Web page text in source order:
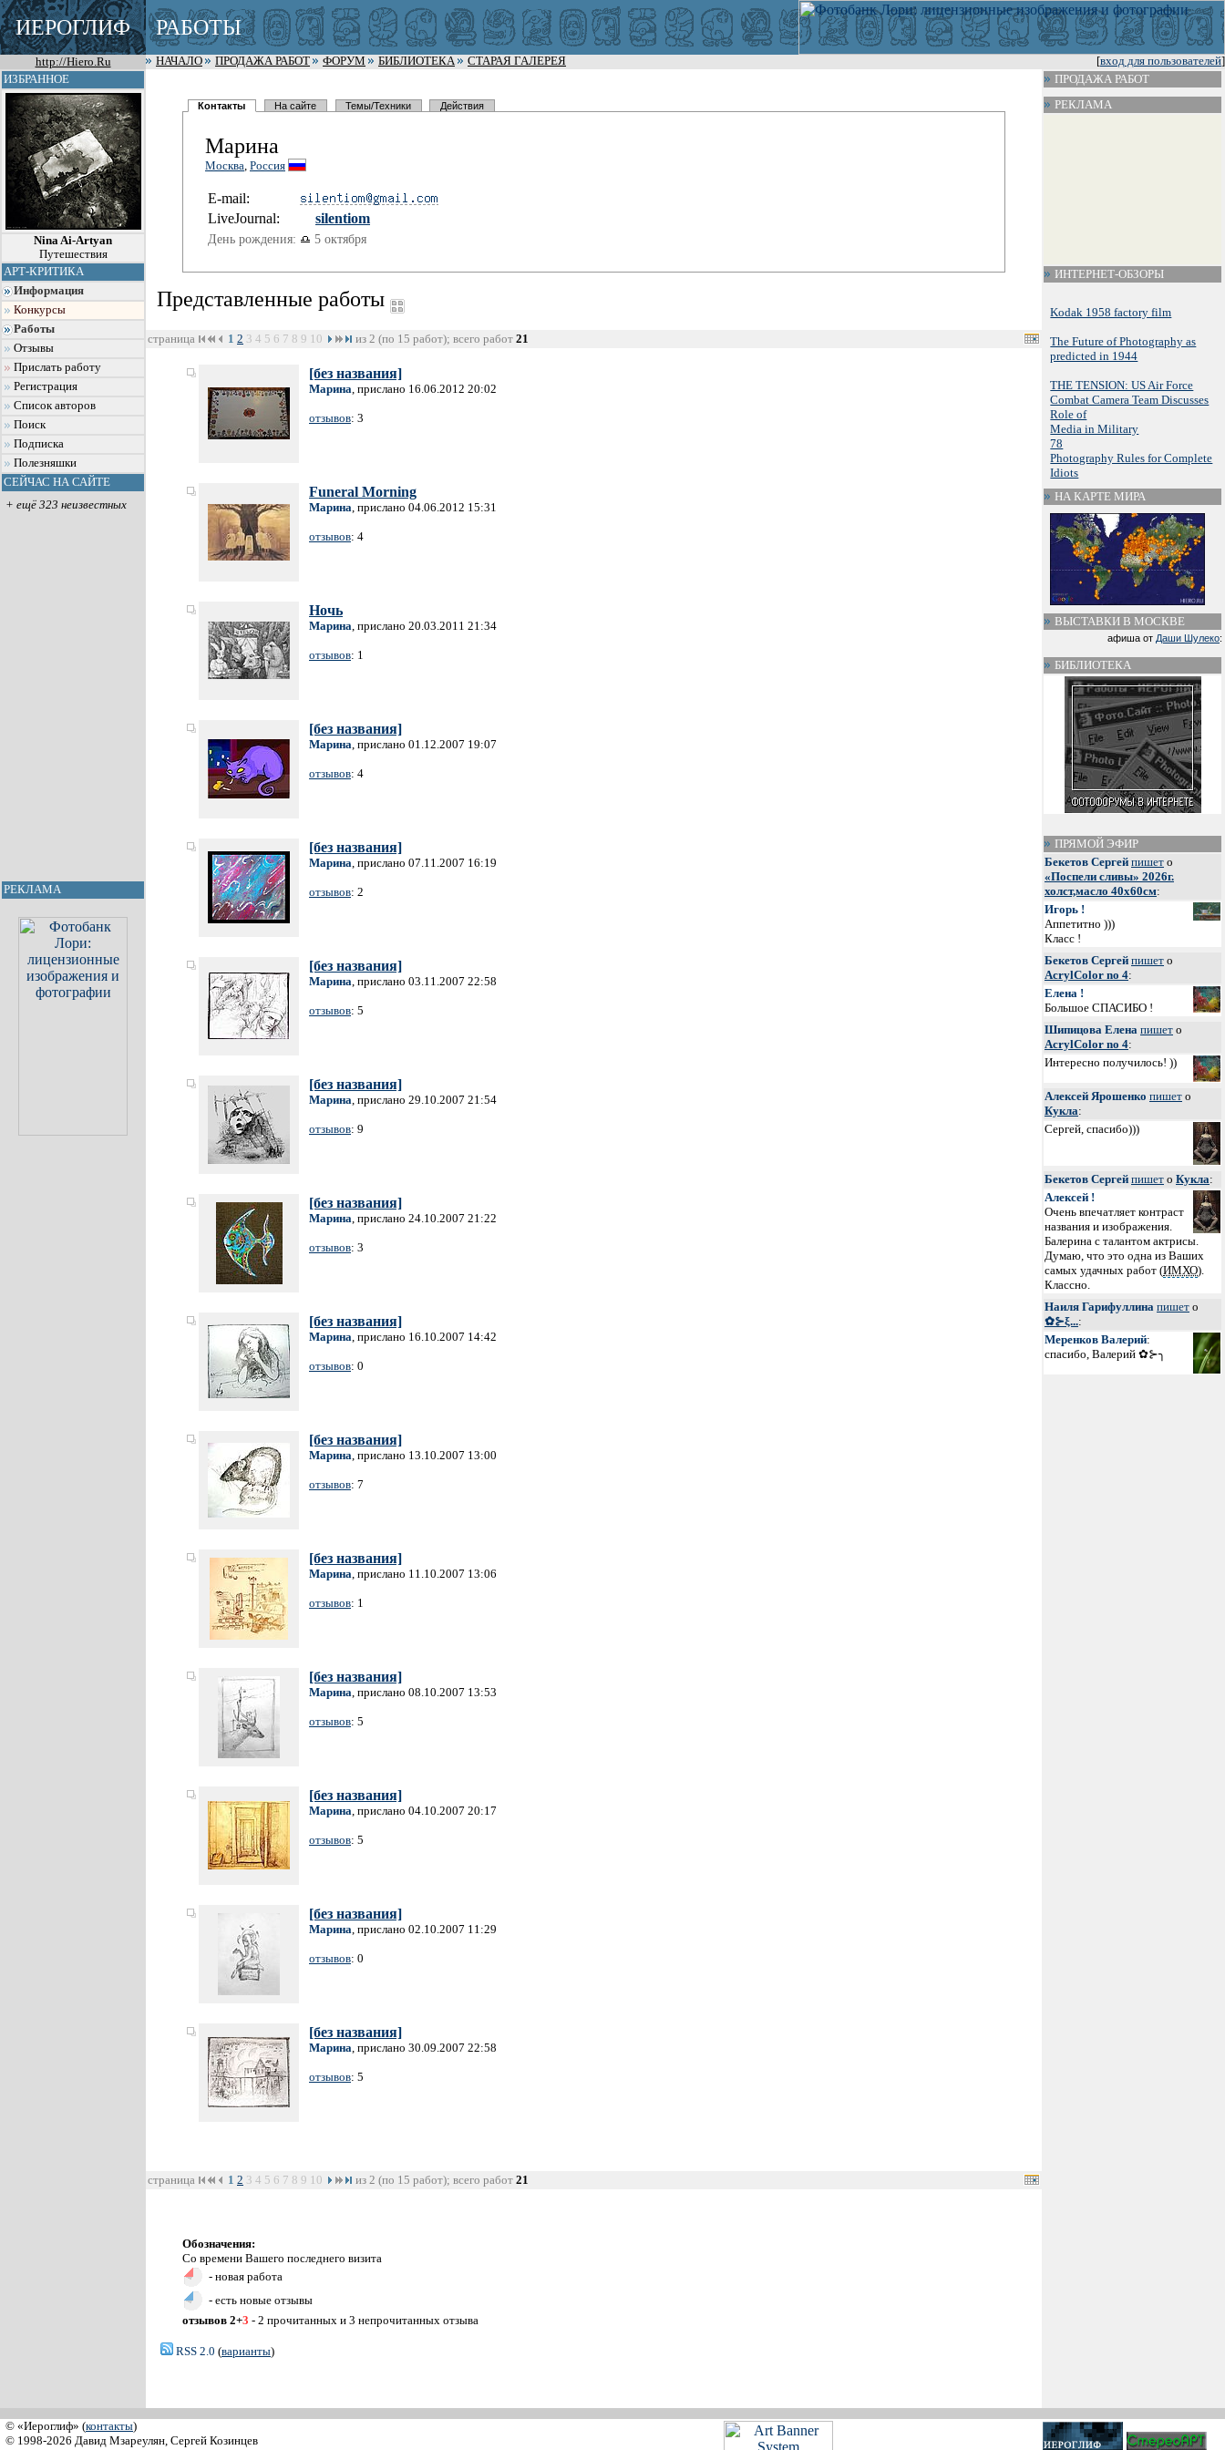
ИЕРОГЛИФ РАБОТЫ
http://Hiero.Ru [вход для пользователей]
НАЧАЛО ПРОДАЖА РАБОТ ФОРУМ БИБЛИОТЕКА
СТАРАЯ ГАЛЕРЕЯ
ИЗБРАННОЕ
Nina Ai-Artyan
Путешествия
АРТ-КРИТИКА
Информация
Конкурсы
Работы
Отзывы
Прислать работу
Регистрация
Список авторов
Поиск
Подписка
Полезняшки
СЕЙЧАС НА САЙТЕ
+ ещё 323 неизвестных
РЕКЛАМА
Контакты На сайте Темы/Техники Действия
Марина
Москва, Россия
E-mail:
LiveJournal:
silentiom
День рождения: 5 октября
Представленные работы
страница 1 2 3 4 5 6 7 8 9 10 из 2 (по 15 работ); всего работ 21
[без названия]
Марина, прислано 16.06.2012 20:02
отзывов: 3
Funeral Morning
Марина, прислано 04.06.2012 15:31
отзывов: 4
Ночь
Марина, прислано 20.03.2011 21:34
отзывов: 1
[без названия]
Марина, прислано 01.12.2007 19:07
отзывов: 4
[без названия]
Марина, прислано 07.11.2007 16:19
отзывов: 2
[без названия]
Марина, прислано 03.11.2007 22:58
отзывов: 5
[без названия]
Марина, прислано 29.10.2007 21:54
отзывов: 9
[без названия]
Марина, прислано 24.10.2007 21:22
отзывов: 3
[без названия]
Марина, прислано 16.10.2007 14:42
отзывов: 0
[без названия]
Марина, прислано 13.10.2007 13:00
отзывов: 7
[без названия]
Марина, прислано 11.10.2007 13:06
отзывов: 1
[без названия]
Марина, прислано 08.10.2007 13:53
отзывов: 5
[без названия]
Марина, прислано 04.10.2007 20:17
отзывов: 5
[без названия]
Марина, прислано 02.10.2007 11:29
отзывов: 0
[без названия]
Марина, прислано 30.09.2007 22:58
отзывов: 5
страница 1 2 3 4 5 6 7 8 9 10 из 2 (по 15 работ); всего работ 21
Обозначения:
Со времени Вашего последнего визита
- новая работа
- есть новые отзывы
отзывов 2+3 - 2 прочитанных и 3 непрочитанных отзыва
RSS 2.0 (варианты)
ПРОДАЖА РАБОТ
РЕКЛАМА
ИНТЕРНЕТ-ОБЗОРЫ
Kodak 1958 factory film
The Future of Photography as
predicted in 1944
THE TENSION: US Air Force
Combat Camera Team Discusses
Role of
Media in Military
78
Photography Rules for Complete
Idiots
НА КАРТЕ МИРА
ВЫСТАВКИ В МОСКВЕ
афиша от Даши Шулеко:
БИБЛИОТЕКА
ПРЯМОЙ ЭФИР
Бекетов Сергей пишет о
«Поспели сливы» 2026г.
холст,масло 40х60см:
Игорь !
Аппетитно )))
Класс !
Бекетов Сергей пишет о
AcrylColor no 4:
Елена !
Большое СПАСИБО !
Шипицова Елена пишет о
AcrylColor no 4:
Интересно получилось! ))
Алексей Ярошенко пишет о
Кукла:
Сергей, спасибо)))
Бекетов Сергей пишет о Кукла:
Алексей !
Очень впечатляет контраст
названия и изображения.
Балерина с талантом актрисы.
Думаю, что это одна из Ваших
самых удачных работ (ИМХО).
Классно.
Наиля Гарифуллина пишет о
✿⊱ξ...:
Меренков Валерий:
спасибо, Валерий ✿⊱╮
© «Иероглиф» (контакты)
© 1998-2026 Давид Мзареулян, Сергей Козинцев